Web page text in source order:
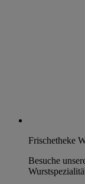
Frischetheke
Besuche